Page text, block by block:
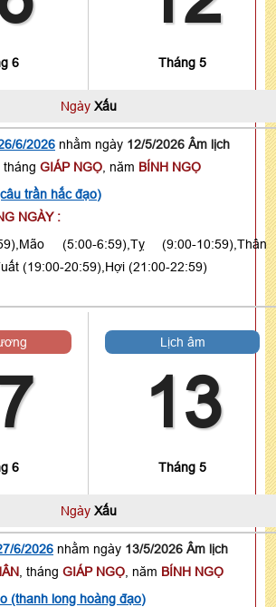
6 Tháng 5
Ngày Xấu
6/2026 nhằm ngày 12/5/2026 Âm lịch
, tháng GIÁP NGỌ , năm BÍNH NGỌ
trần hắc đạo)
NGÀY :
(5:00-6:59),Tỵ (9:00-10:59),Thân
(19:00-20:59),Hợi (21:00-22:59)
6
Lịch âm
13
Tháng 5
Ngày Xấu
6/2026 nhằm ngày 13/5/2026 Âm lịch
, tháng GIÁP NGỌ , năm BÍNH NGỌ
(thanh long hoàng đạo)